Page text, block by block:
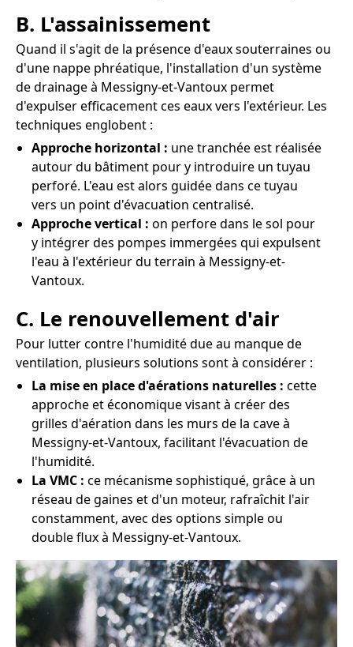
B. L'assainissement
Quand il s'agit de la présence d'eaux souterraines ou
d'une nappe phréatique, l'installation d'un système
de drainage à Messigny-et-Vantoux permet
d'expulser efficacement ces eaux vers l'extérieur. Les
techniques englobent :
Approche horizontal : une tranchée est réalisée
autour du bâtiment pour y introduire un tuyau
perforé. L'eau est alors guidée dans ce tuyau
vers un point d'évacuation centralisé.
Approche vertical : on perfore dans le sol pour
y intégrer des pompes immergées qui expulsent
l'eau à l'extérieur du terrain à Messigny-et-
Vantoux.
C. Le renouvellement d'air
Pour lutter contre l'humidité due au manque de
ventilation, plusieurs solutions sont à considérer :
La mise en place d'aérations naturelles : cette
approche et économique visant à créer des
grilles d'aération dans les murs de la cave à
Messigny-et-Vantoux, facilitant l'évacuation de
l'humidité.
La VMC : ce mécanisme sophistiqué, grâce à un
réseau de gaines et d'un moteur, rafraîchit l'air
constamment, avec des options simple ou
double flux à Messigny-et-Vantoux.